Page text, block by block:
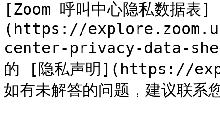
[Zoom 呼叫中心隐私数据表]
(https://
center-privacy-data-
的 [隐私声明](https://
如有未解答的问题，建议联系